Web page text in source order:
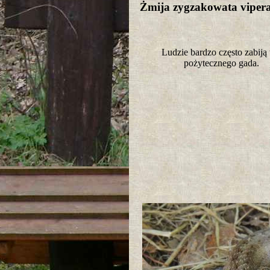
Żmija zygzakowata
Ludzie bardzo często zabiją
pożytecznego gada.